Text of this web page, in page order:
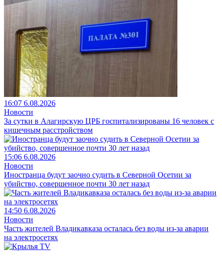
16:07 6.08.2026
Новости
За сутки в Алагирскую ЦРБ госпитализированы 16 человек с
кишечным расстройством
15:06 6.08.2026
Новости
Иностранца будут заочно судить в Северной Осетии за
убийство, совершенное почти 30 лет назад
14:50 6.08.2026
Новости
Часть жителей Владикавказа осталась без воды из-за аварии
на электросетях